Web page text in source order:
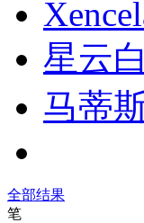
星云白
马蒂
全部结果
笔